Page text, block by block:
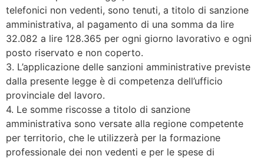
telefonici non vedenti, sono tenuti, a titolo di sanzione
amministrativa, al pagamento di una somma da lire
32.082 a lire 128.365 per ogni giorno lavorativo e ogni
posto riservato e non coperto.
3. L’applicazione delle sanzioni amministrative previste
dalla presente legge è di competenza dell’ufficio
provinciale del lavoro.
4. Le somme riscosse a titolo di sanzione
amministrativa sono versate alla regione competente
per territorio, che le utilizzerà per la formazione
professionale dei non vedenti e per le spese di